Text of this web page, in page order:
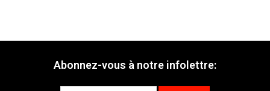
Abonnez-vous à notre infolettre: